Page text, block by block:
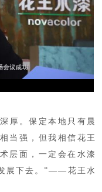
厚。保定本地只有晨
当强，但我相信花王
层面，一定会在水漆
展下去。”——花王水